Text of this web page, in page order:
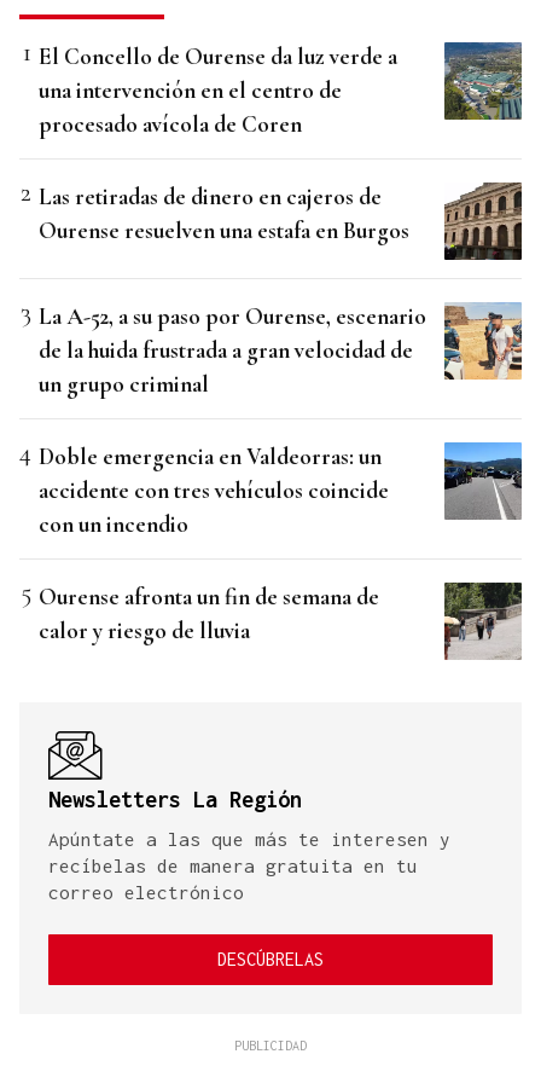
El Concello de Ourense da luz verde a
una intervención en el centro de
procesado avícola de Coren
Las retiradas de dinero en cajeros de
Ourense resuelven una estafa en Burgos
La A-52, a su paso por Ourense, escenario
de la huida frustrada a gran velocidad de
un grupo criminal
Doble emergencia en Valdeorras: un
accidente con tres vehículos coincide
con un incendio
Ourense afronta un fin de semana de
calor y riesgo de lluvia
Newsletters La Región
Apúntate a las que más te interesen y
recíbelas de manera gratuita en tu
correo electrónico
DESCÚBRELAS